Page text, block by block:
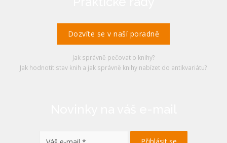
Dozvíte se v naší poradně
Jak správně pečovat o knihy?
Jak hodnotit stav knih a jak správně knihy nabízet do antikvariátu?